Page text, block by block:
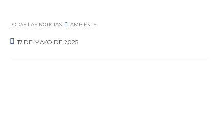
TODAS LAS NOTICIAS AMBIENTE
17 DE MAYO DE 2025